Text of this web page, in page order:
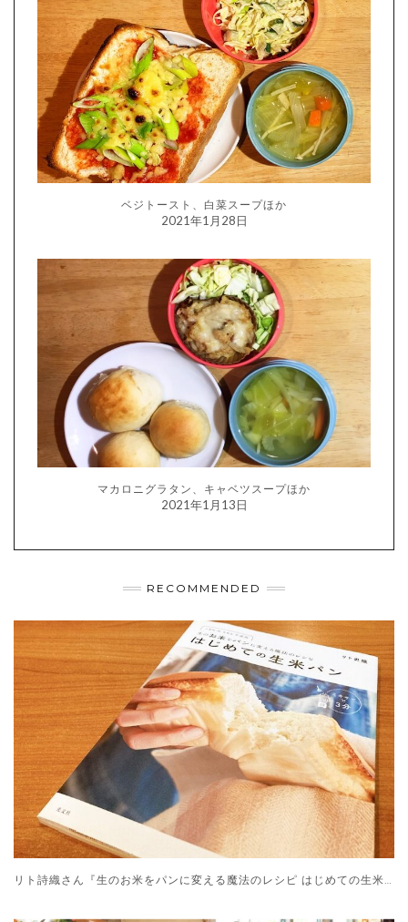
ベジトースト、白菜スープほか
2021年1月28日
マカロニグラタン、キャベツスープほか
2021年1月13日
RECOMMENDED